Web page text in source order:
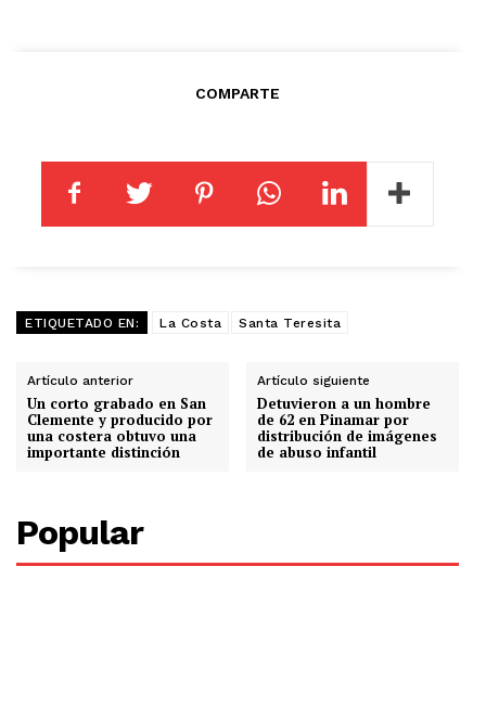
COMPARTE
ETIQUETADO EN: La Costa Santa Teresita
Artículo anterior
Un corto grabado en San
Clemente y producido por
una costera obtuvo una
importante distinción
Artículo siguiente
Detuvieron a un hombre
de 62 en Pinamar por
distribución de imágenes
de abuso infantil
Popular